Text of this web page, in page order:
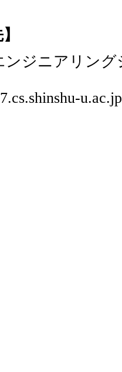
ジニアリング
u.ac.jp